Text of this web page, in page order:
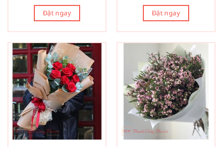
Đặt ngay Đặt ngay